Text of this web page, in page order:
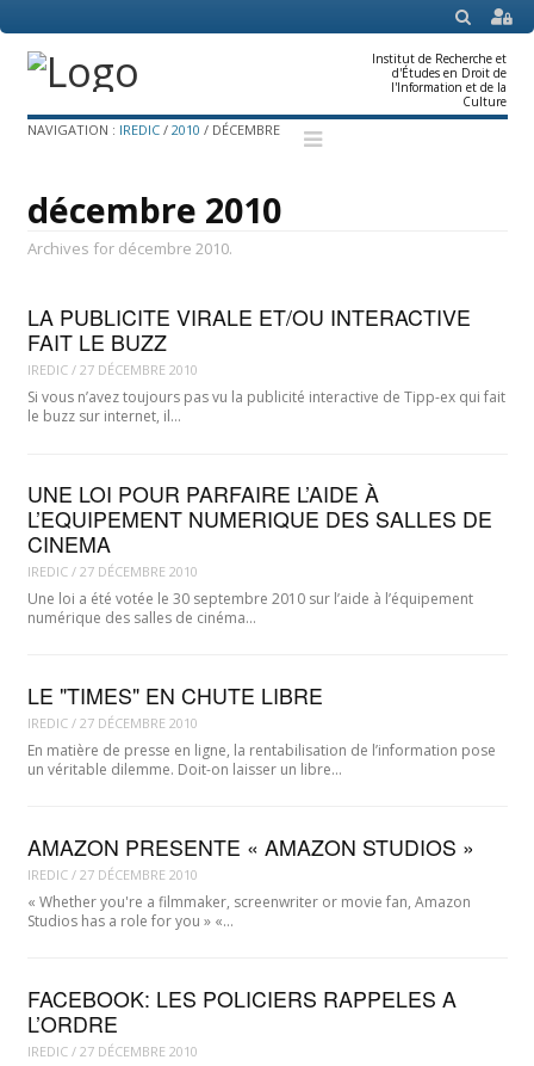
SEARCH
Institut de Recherche et
d'Études en Droit de
l'Information et de la
Culture
Menu
Skip
NAVIGATION : IREDIC / 2010 / DÉCEMBRE
décembre 2010
Archives for décembre 2010.
LA PUBLICITE VIRALE ET/OU INTERACTIVE
FAIT LE BUZZ
IREDIC/ 27 DÉCEMBRE 2010
Si vous n’avez toujours pas vu la publicité interactive de Tipp-ex qui fait
le buzz sur internet, il…
UNE LOI POUR PARFAIRE L’AIDE À
L’EQUIPEMENT NUMERIQUE DES SALLES DE
CINEMA
IREDIC/ 27 DÉCEMBRE 2010
Une loi a été votée le 30 septembre 2010 sur l’aide à l’équipement
numérique des salles de cinéma…
LE "TIMES" EN CHUTE LIBRE
IREDIC/ 27 DÉCEMBRE 2010
En matière de presse en ligne, la rentabilisation de l’information pose
un véritable dilemme. Doit-on laisser un libre…
AMAZON PRESENTE « AMAZON STUDIOS »
IREDIC/ 27 DÉCEMBRE 2010
« Whether you're a filmmaker, screenwriter or movie fan, Amazon
Studios has a role for you » «…
FACEBOOK: LES POLICIERS RAPPELES A
L’ORDRE
IREDIC/ 27 DÉCEMBRE 2010